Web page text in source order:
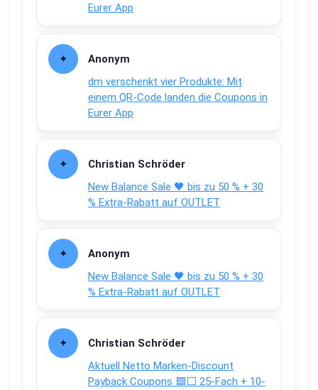
Eurer App
Anonym
dm verschenkt vier Produkte: Mit
einem QR-Code landen die Coupons in
Eurer App
Christian Schröder
New Balance Sale 🖤 bis zu 50 % + 30
% Extra-Rabatt auf OUTLET
Anonym
New Balance Sale 🖤 bis zu 50 % + 30
% Extra-Rabatt auf OUTLET
Christian Schröder
Aktuell Netto Marken-Discount
Payback Coupons 🟦⬜ 25-Fach + 10-